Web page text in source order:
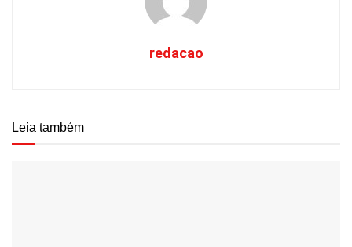
redacao
Leia também